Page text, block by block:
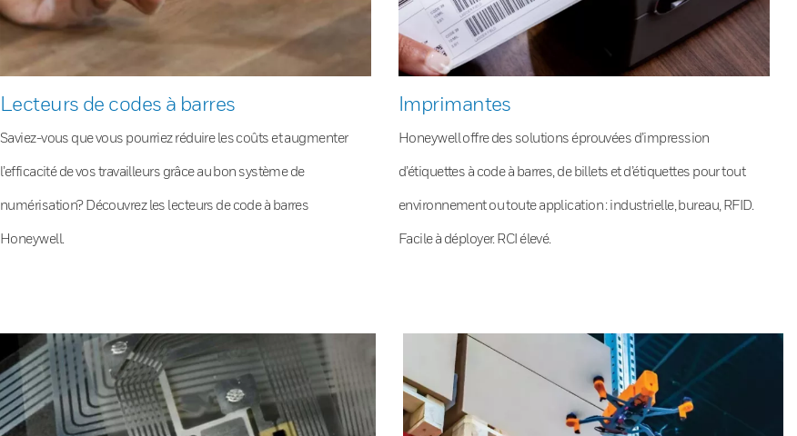
Lecteurs de codes à barres
Saviez-vous que vous pourriez réduire les coûts et augmenter
l’efficacité de vos travailleurs grâce au bon système de
numérisation? Découvrez les lecteurs de code à barres
Honeywell.
Imprimantes
Honeywell offre des solutions éprouvées d’impression
d’étiquettes à code à barres, de billets et d’étiquettes pour tout
environnement ou toute application : industrielle, bureau, RFID.
Facile à déployer. RCI élevé.